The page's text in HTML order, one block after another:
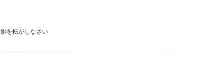
旗を転がしなさい